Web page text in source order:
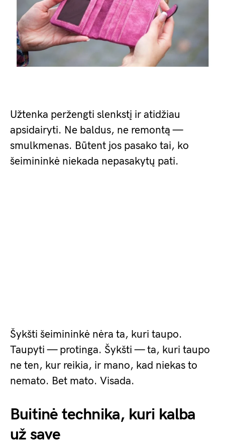
Užtenka peržengti slenkstį ir atidžiau
apsidairyti. Ne baldus, ne remontą —
smulkmenas. Būtent jos pasako tai, ko
šeimininkė niekada nepasakytų pati.
Šykšti šeimininkė nėra ta, kuri taupo.
Taupyti — protinga. Šykšti — ta, kuri taupo
ne ten, kur reikia, ir mano, kad niekas to
nemato. Bet mato. Visada.
Buitinė technika, kuri kalba
už save